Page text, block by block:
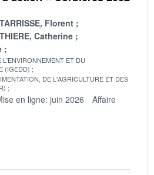
TARRISSE, Florent
Catherine
ET DU
(IGEDD)
DE L'AGRICULTURE ET DES
en ligne: juin 2026
Affaire